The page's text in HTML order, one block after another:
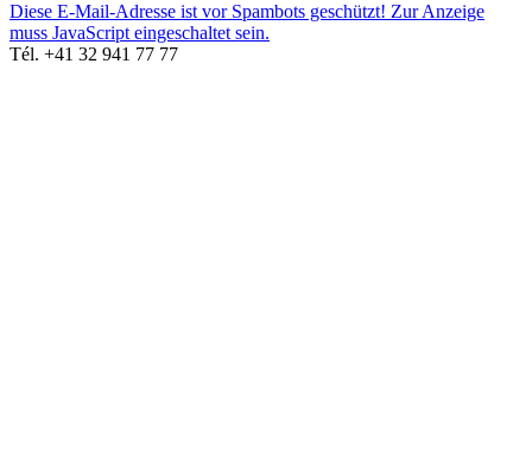
Diese E-Mail-Adresse ist vor Spambots geschützt! Zur Anzeige
muss JavaScript eingeschaltet sein.
Tél. +41 32 941 77 77